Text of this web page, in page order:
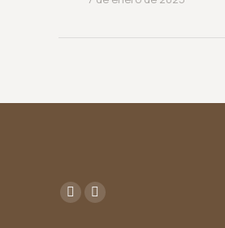
Encuéntranos en:
FacebookInstagram